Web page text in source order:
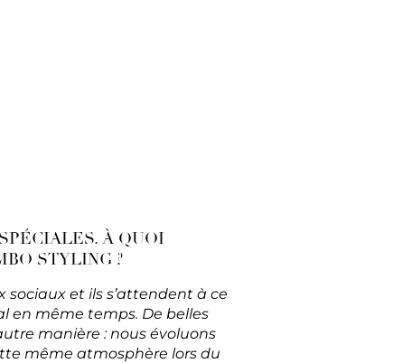
À QUOI
STYLING ?
sociaux et ils s’attendent à ce
en même temps. De belles
manière : nous évoluons
même atmosphère lors du